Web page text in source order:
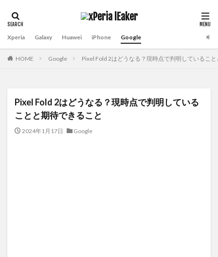
Xperia Galaxy Huawei iPhone Google
HOME Google Pixel Fold 2はどうなる？現時点で判明しているこ
Pixel Fold 2はどうなる？現時点で判明している
ことと期待できること
2024年1月17日 Google